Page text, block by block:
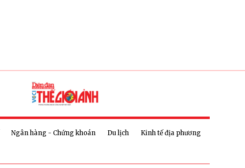
Ngân hàng - Chứng khoán Du lịch
Kinh tế địa phương